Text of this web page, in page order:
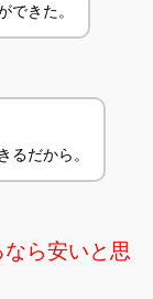
できた。
るだから。
ら安いと思